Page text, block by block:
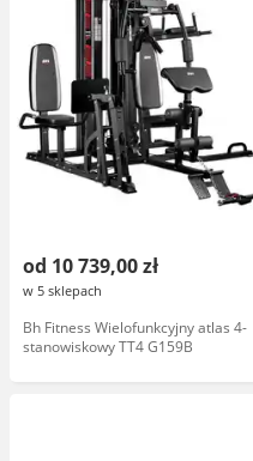
od 10 739,00 zł
w 5 sklepach
Bh Fitness Wielofunkcyjny atlas 4-
stanowiskowy TT4 G159B